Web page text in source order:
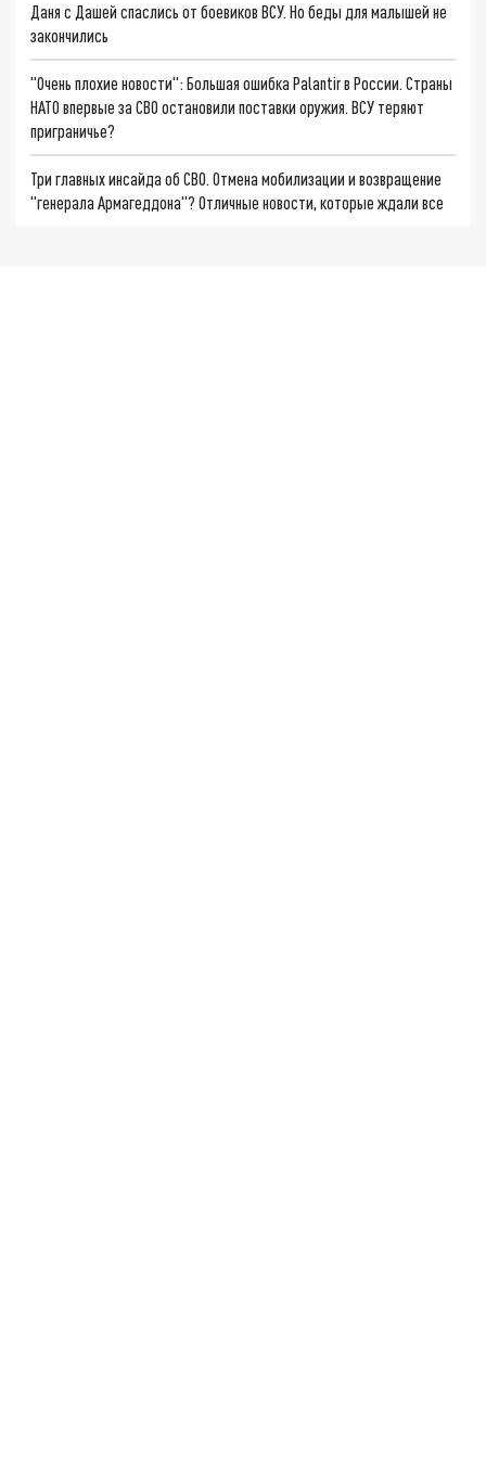
Даня с Дашей спаслись от боевиков ВСУ. Но беды для малышей не
закончились
"Очень плохие новости": Большая ошибка Palantir в России. Страны
НАТО впервые за СВО остановили поставки оружия. ВСУ теряют
приграничье?
Три главных инсайда об СВО. Отмена мобилизации и возвращение
"генерала Армагеддона"? Отличные новости, которые ждали все